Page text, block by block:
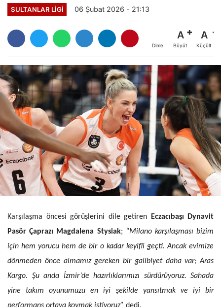
SULTANLAR LIGI 06 Şubat 2026 - 21:13
Dinle
A
Büyüt
A
Küçült
Karşılaşma öncesi görüşlerini dile getiren
Eczacıbaşı Dynavit
Pasör Çaprazı Magdalena Stysiak; “Milano karşılaşması bizim
için hem yorucu hem de bir o kadar keyifli geçti. Ancak evimize
dönmeden önce almamız gereken bir galibiyet daha var; Aras
Kargo. Şu anda İzmir’de hazırlıklarımızı sürdürüyoruz. Sahada
yine takım oyunumuzu en iyi şekilde yansıtmak ve iyi bir